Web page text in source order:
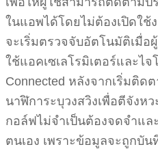
ในแอพได้โดยไม่ต้องเปิดใ
จะเริ่มตรวจจับอัตโนมัติเมื่
ใช้แอคเซเลโรมิเตอร์และไ
Connected หลังจากเริ่มติด
นาฬิการะบุวงสวิงเพื่อตีจังห
กอล์ฟไม่จำเป็นต้องจดจำแ
ตนเอง เพราะข้อมูลจะถูกบั